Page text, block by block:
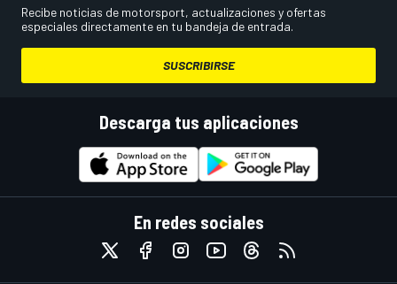
Recibe noticias de motorsport, actualizaciones y ofertas
especiales directamente en tu bandeja de entrada.
SUSCRIBIRSE
Descarga tus aplicaciones
En redes sociales